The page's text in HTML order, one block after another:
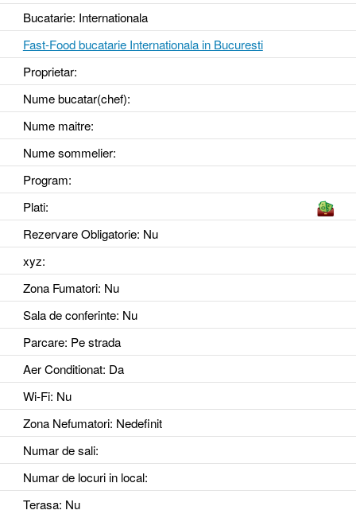
Bucatarie: Internationala
Fast-Food bucatarie Internationala in Bucuresti
Proprietar:
Nume bucatar(chef):
Nume maitre:
Nume sommelier:
Program:
Plati:
Rezervare Obligatorie: Nu
xyz:
Zona Fumatori: Nu
Sala de conferinte: Nu
Parcare: Pe strada
Aer Conditionat: Da
Wi-Fi: Nu
Zona Nefumatori: Nedefinit
Numar de sali:
Numar de locuri in local:
Terasa: Nu